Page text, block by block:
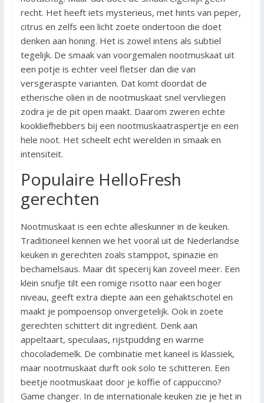
recht. Het heeft iets mysterieus, met hints van peper,
citrus en zelfs een licht zoete ondertoon die doet
denken aan honing. Het is zowel intens als subtiel
tegelijk. De smaak van voorgemalen nootmuskaat uit
een potje is echter veel fletser dan die van
versgeraspte varianten. Dat komt doordat de
etherische oliën in de nootmuskaat snel vervliegen
zodra je de pit open maakt. Daarom zweren echte
kookliefhebbers bij een nootmuskaatraspertje en een
hele noot. Het scheelt echt werelden in smaak en
intensiteit.
Populaire HelloFresh
gerechten
Nootmuskaat is een echte alleskunner in de keuken.
Traditioneel kennen we het vooral uit de Nederlandse
keuken in gerechten zoals stamppot, spinazie en
bechamelsaus. Maar dit specerij kan zoveel meer. Een
klein snufje tilt een romige risotto naar een hoger
niveau, geeft extra diepte aan een gehaktschotel en
maakt je pompoensop onvergetelijk. Ook in zoete
gerechten schittert dit ingrediënt. Denk aan
appeltaart, speculaas, rijstpudding en warme
chocolademelk. De combinatie met kaneel is klassiek,
maar nootmuskaat durft ook solo te schitteren. Een
beetje nootmuskaat door je koffie of cappuccino?
Game changer. In de internationale keuken zie je het in